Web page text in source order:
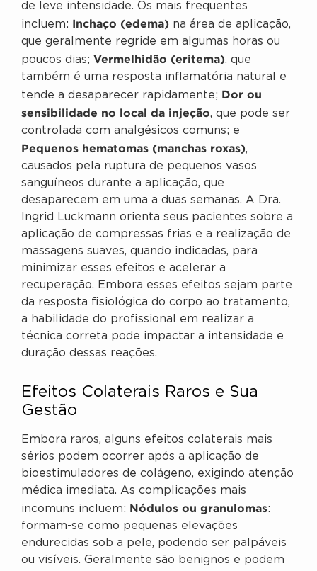
de leve intensidade. Os mais frequentes
incluem: Inchaço (edema) na área de aplicação,
que geralmente regride em algumas horas ou
poucos dias; Vermelhidão (eritema), que
também é uma resposta inflamatória natural e
tende a desaparecer rapidamente; Dor ou
sensibilidade no local da injeção, que pode ser
controlada com analgésicos comuns; e
Pequenos hematomas (manchas roxas),
causados pela ruptura de pequenos vasos
sanguíneos durante a aplicação, que
desaparecem em uma a duas semanas. A Dra.
Ingrid Luckmann orienta seus pacientes sobre a
aplicação de compressas frias e a realização de
massagens suaves, quando indicadas, para
minimizar esses efeitos e acelerar a
recuperação. Embora esses efeitos sejam parte
da resposta fisiológica do corpo ao tratamento,
a habilidade do profissional em realizar a
técnica correta pode impactar a intensidade e
duração dessas reações.
Efeitos Colaterais Raros e Sua
Gestão
Embora raros, alguns efeitos colaterais mais
sérios podem ocorrer após a aplicação de
bioestimuladores de colágeno, exigindo atenção
médica imediata. As complicações mais
incomuns incluem: Nódulos ou granulomas:
formam-se como pequenas elevações
endurecidas sob a pele, podendo ser palpáveis
ou visíveis. Geralmente são benignos e podem